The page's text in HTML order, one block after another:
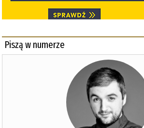
Piszą w numerze